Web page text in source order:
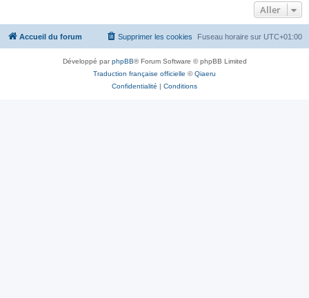
Aller
Accueil du forum Fuseau horaire sur UTC+01:00
Supprimer les cookies
Développé parphpBB® Forum Software © phpBB Limited
Traduction française officielle ©Qiaeru
Confidentialité | Conditions